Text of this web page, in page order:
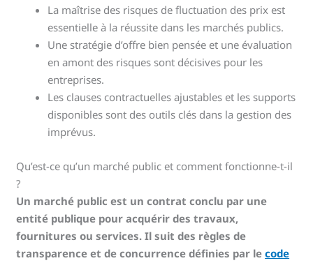
La maîtrise des risques de fluctuation des prix est
essentielle à la réussite dans les marchés publics.
Une stratégie d’offre bien pensée et une évaluation
en amont des risques sont décisives pour les
entreprises.
Les clauses contractuelles ajustables et les supports
disponibles sont des outils clés dans la gestion des
imprévus.
Qu’est-ce qu’un marché public et comment fonctionne-t-il
?
Un marché public est un contrat conclu par une
entité publique pour acquérir des travaux,
fournitures ou services. Il suit des règles de
transparence et de concurrence définies par lecode